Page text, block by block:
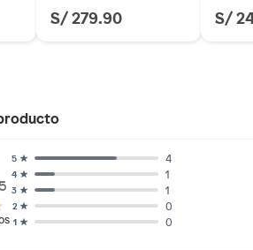
S/ 279.90 S/
1 0
2 0
3 1
4 1
5 4